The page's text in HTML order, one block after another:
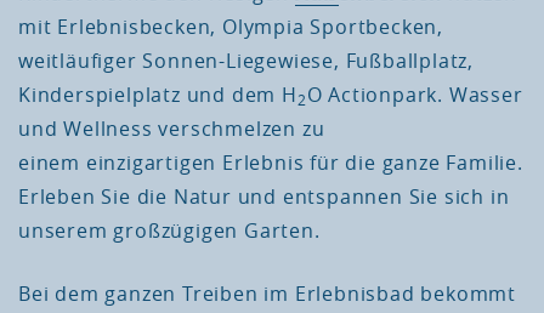
mit Erlebnisbecken, Olympia Sportbecken,
weitläufiger Sonnen-Liegewiese, Fußballplatz,
Kinderspielplatz und dem H2O Actionpark. Wasser
und Wellness verschmelzen zu
einem einzigartigen Erlebnis für die ganze Familie.
Erleben Sie die Natur und entspannen Sie sich in
unserem großzügigen Garten.
Bei dem ganzen Treiben im Erlebnisbad bekommt